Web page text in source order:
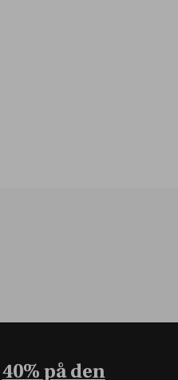
40% på den